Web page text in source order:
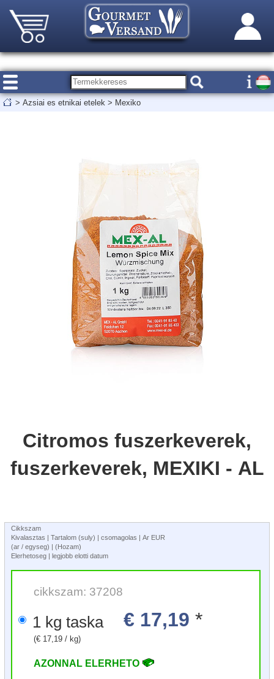
> Azsiai es etnikai etelek > Mexiko
Citromos fuszerkeverek,
fuszerkeverek, MEXIKI - AL
Cikkszam
Kivalasztas | Tartalom (suly) | csomagolas | Ar EUR
(ar / egyseg) | (Hozam)
Elerhetoseg | legjobb elotti datum
cikkszam: 37208
1 kg taska € 17,19 *
(€ 17,19 / kg)
AZONNAL ELERHETO